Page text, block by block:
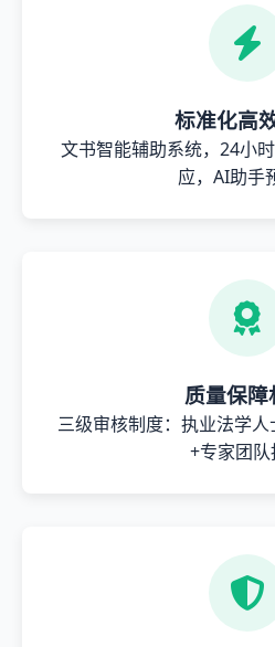
标准化高
文书智能辅助系统，24小
应，AI助手
质量保障
三级审核制度：执业法学
+专家团队